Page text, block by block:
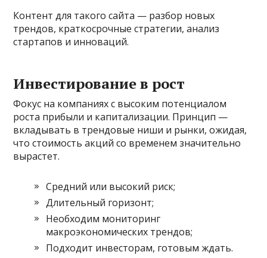
Контент для такого сайта — разбор новых
трендов, краткосрочные стратегии, анализ
стартапов и инноваций.
Инвестирование в рост
Фокус на компаниях с высоким потенциалом
роста прибыли и капитализации. Принцип —
вкладывать в трендовые ниши и рынки, ожидая,
что стоимость акций со временем значительно
вырастет.
Средний или высокий риск;
Длительный горизонт;
Необходим мониторинг
макроэкономических трендов;
Подходит инвесторам, готовым ждать.